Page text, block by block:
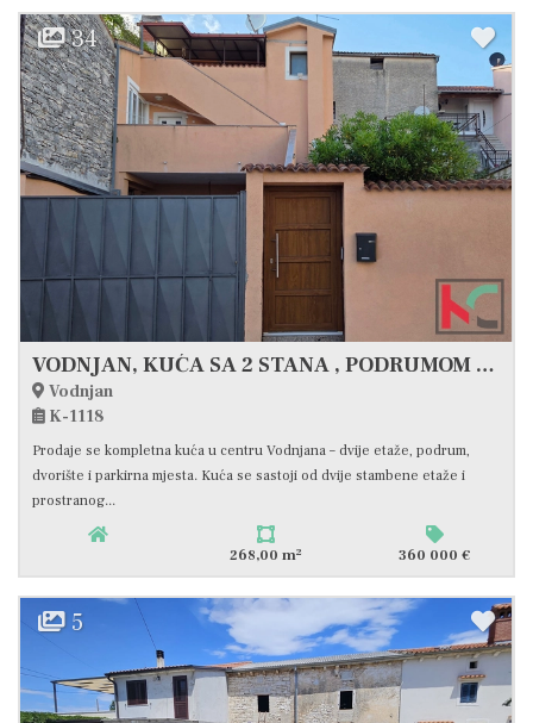
34
VODNJAN, KUĆA SA 2 STANA , PODRUMOM I DVORIŠTEM, BEZ ULAGANJA, #PRODAJA
Vodnjan
K-1118
Prodaje se kompletna kuća u centru Vodnjana – dvije etaže, podrum,
dvorište i parkirna mjesta. Kuća se sastoji od dvije stambene etaže i
prostranog...
268,00 m2 360 000 €
5